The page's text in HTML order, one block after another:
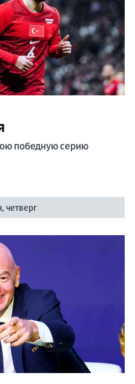
победную серию
четверг